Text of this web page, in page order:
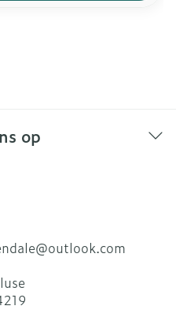
op
outlook.com